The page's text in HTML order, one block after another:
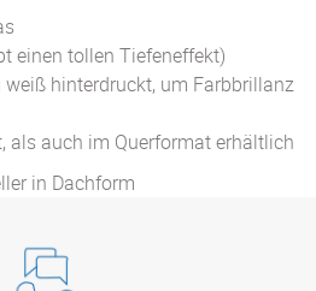
einen tollen Tiefeneffekt)
hinterdruckt, um Farbbrillanz
als auch im Querformat erhältlich
in Dachform